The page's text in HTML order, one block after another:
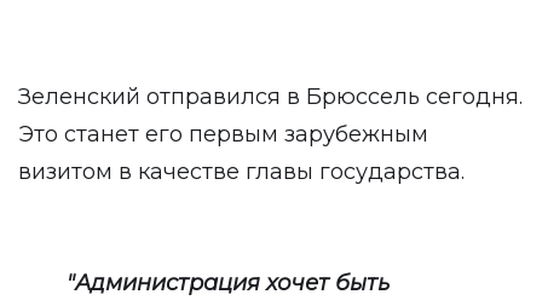
Зеленский отправился в Брюссель сегодня.
Это станет его первым зарубежным
визитом в качестве главы государства.
"Администрация хочет быть